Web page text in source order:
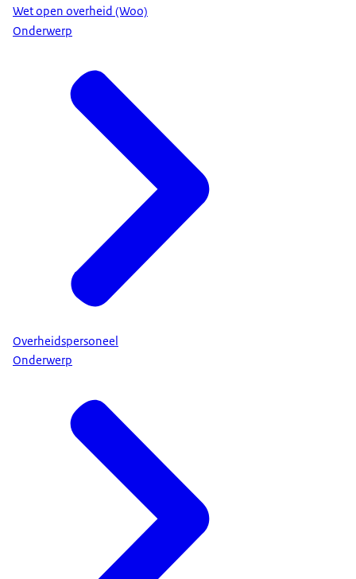
Wet open overheid (Woo)
Onderwerp
Overheidspersoneel
Onderwerp